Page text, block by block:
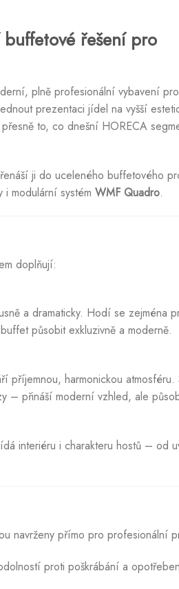
řešení pro
plně profesionální vybavení
prezentaci jídel na vyšší
to, co dnešní HORECA
ji do uceleného buffetového
modulární systém WMF Quadro.
doplňují:
a dramaticky. Hodí se zejména
působit exkluzivně a moderně.
příjemnou, harmonickou atmosféru.
– přináší moderní vzhled, ale
interiéru i charakteru hostů – od
navrženy přímo pro profesionální
proti poškrábání a